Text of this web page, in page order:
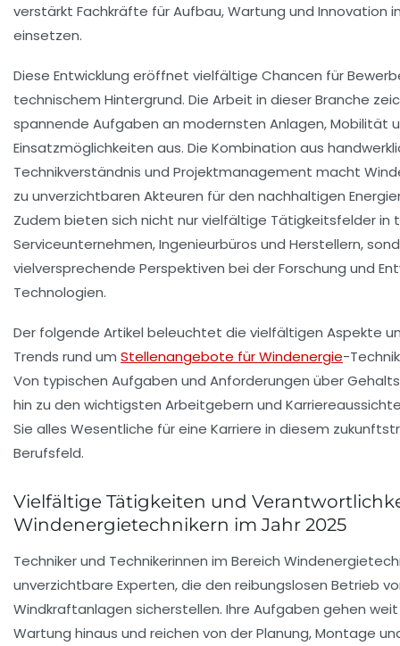
verstärkt Fachkräfte für Aufbau, Wartung und Innovation
einsetzen.
Diese Entwicklung eröffnet vielfältige Chancen für
technischem Hintergrund. Die Arbeit in dieser Branche
spannende Aufgaben an modernsten Anlagen, Mobilität
Einsatzmöglichkeiten aus. Die Kombination aus
Technikverständnis und Projektmanagement macht
zu unverzichtbaren Akteuren für den nachhaltigen
Zudem bieten sich nicht nur vielfältige Tätigkeitsfelder in
Serviceunternehmen, Ingenieurbüros und Herstellern,
vielversprechende Perspektiven bei der Forschung und
Technologien.
Der folgende Artikel beleuchtet die vielfältigen Aspekte
Trends rund um Stellenangebote für Windenergie-
Von typischen Aufgaben und Anforderungen über
hin zu den wichtigsten Arbeitgebern und
Sie alles Wesentliche für eine Karriere in diesem
Berufsfeld.
Vielfältige Tätigkeiten und
Windenergietechnikern im Jahr 2025
Techniker und Technikerinnen im Bereich
unverzichtbare Experten, die den reibungslosen Betrieb
Windkraftanlagen sicherstellen. Ihre Aufgaben gehen
Wartung hinaus und reichen von der Planung, Montage